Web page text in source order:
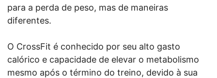
para a perda de peso, mas de maneiras
diferentes.
O CrossFit é conhecido por seu alto gasto
calórico e capacidade de elevar o metabolismo
mesmo após o término do treino, devido à sua